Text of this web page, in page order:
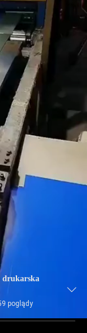
drukarska
poglądy